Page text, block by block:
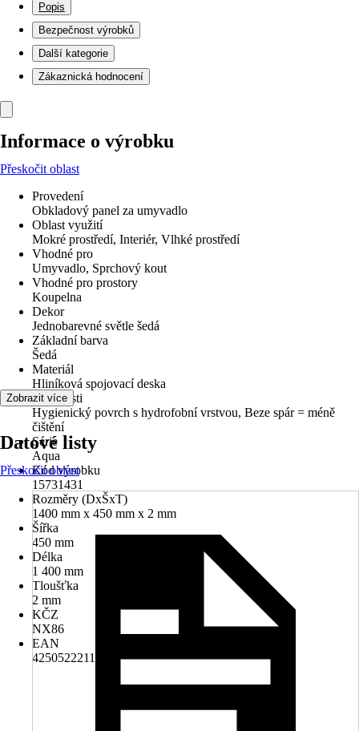
Popis
Bezpečnost výrobků
Další kategorie
Zákaznická hodnocení
Informace o výrobku
Přeskočit oblast
Provedení
Obkladový panel za umyvadlo
Oblast využití
Mokré prostředí, Interiér, Vlhké prostředí
Vhodné pro
Umyvadlo, Sprchový kout
Vhodné pro prostory
Koupelna
Dekor
Jednobarevné světle šedá
Základní barva
Šedá
Materiál
Hliníková spojovací deska
Vlastnosti
Hygienický povrch s hydrofobní vrstvou, Beze spár = méně
čištění
Série
Aqua
Kód výrobku
15731431
Rozměry (DxŠxT)
1400 mm x 450 mm x 2 mm
Šířka
450 mm
Délka
1 400 mm
Tloušťka
2 mm
KČZ
NX86
EAN
4250522211972
Zobrazit více
Datové listy
Přeskočit oblast